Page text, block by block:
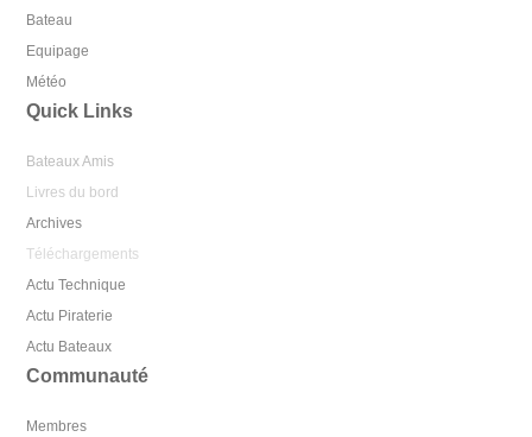
Bateau
Equipage
Météo
Quick Links
Bateaux Amis
Livres du bord
Archives
Téléchargements
Actu Technique
Actu Piraterie
Actu Bateaux
Communauté
Membres